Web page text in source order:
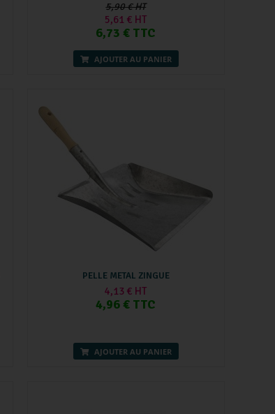
5,90 € HT
5,61 € HT
6,73 € TTC
AJOUTER AU PANIER
PELLE METAL ZINGUE
4,13 € HT
4,96 € TTC
AJOUTER AU PANIER